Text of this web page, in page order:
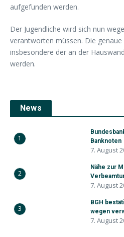
aufgefunden werden.
Der Jugendliche wird sich nun
verantworten müssen. Die genaue
insbesondere der an der
werden.
News
1
Banknoten
7. August
2
Nähe zur
7. August
3
BGH
wegen
7. August